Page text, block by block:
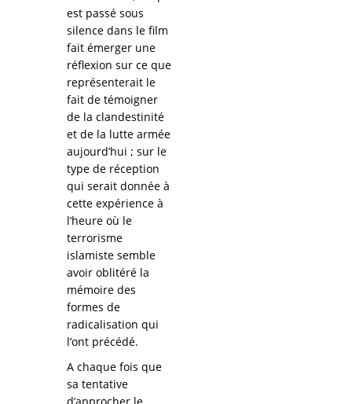
est passé sous
silence dans le film
fait émerger une
réflexion sur ce que
représenterait le
fait de témoigner
de la clandestinité
et de la lutte armée
aujourd’hui ; sur le
type de réception
qui serait donnée à
cette expérience à
l’heure où le
terrorisme
islamiste semble
avoir oblitéré la
mémoire des
formes de
radicalisation qui
l’ont précédé.
A chaque fois que
sa tentative